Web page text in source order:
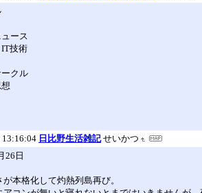
ース
技術
クル
13:16:04 日比野生活雑記 せいかつ
26日
本格化して灼熱列島再び。